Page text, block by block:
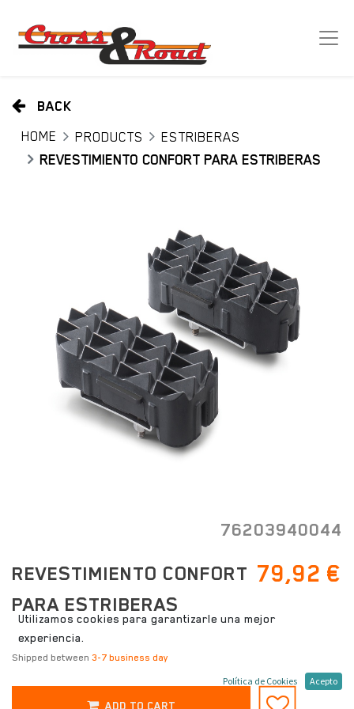
BACK
HOME
PRODUCTS
ESTRIBERAS
REVESTIMIENTO CONFORT PARA ESTRIBERAS
76203940044
REVESTIMIENTO CONFORT
PARA ESTRIBERAS
79,92 €
Shipped between 3-7 business day
ADD TO CART
Utilizamos cookies para garantizarle una mejor
experiencia.
Política de Cookies Acepto